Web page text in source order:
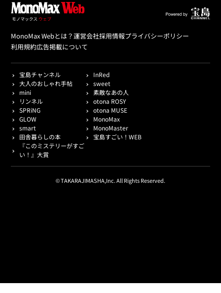
MonoMax Webとは？運営会社採用情報プライバシーポリシー
利用規約広告掲載について
宝島チャンネル
InRed
大人のおしゃれ手帖
sweet
mini
素敵なあの人
リンネル
otona ROSY
SPRiNG
otona MUSE
GLOW
MonoMax
smart
MonoMaster
田舎暮らしの本
宝島すごい！WEB
『このミステリーがすご
い！』大賞
© TAKARAJIMASHA,Inc. All Rights Reserved.